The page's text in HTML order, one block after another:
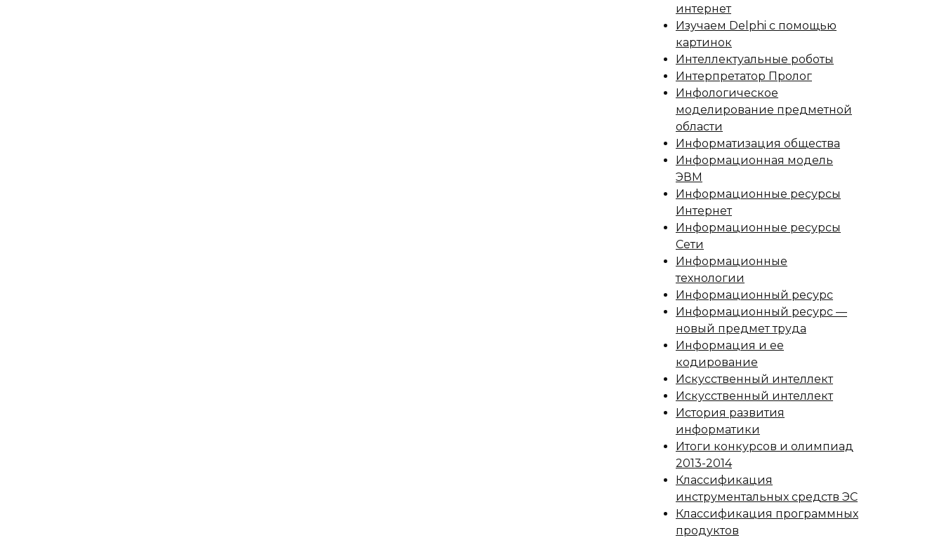
интернет
Изучаем Delphi с помощью
картинок
Интеллектуальные роботы
Интерпретатор Пролог
Инфологическое
моделирование предметной
области
Информатизация общества
Информационная модель
ЭВМ
Информационные ресурсы
Интернет
Информационные ресурсы
Сети
Информационные
технологии
Информационный ресурс
Информационный ресурс —
новый предмет труда
Информация и ее
кодирование
Искусственный интеллект
Искусственный интеллект
История развития
информатики
Итоги конкурсов и олимпиад
2013-2014
Классификация
инструментальных средств ЭС
Классификация программных
продуктов